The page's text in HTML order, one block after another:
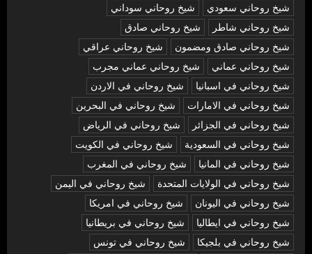
شيخ روحاني سعودي
شيخ روحاني سوداني
شيخ روحاني شاطر
شيخ روحاني صادق
شيخ روحاني صادق ومضمون
شيخ روحاني عراقي
شيخ روحاني عماني
شيخ روحاني عماني مجرب
شيخ روحاني في اسبانيا
شيخ روحاني في الاردن
شيخ روحاني في الامارات
شيخ روحاني في البحرين
شيخ روحاني في الجزائر
شيخ روحاني في الرياض
شيخ روحاني في السعودية
شيخ روحاني في الكويت
شيخ روحاني في المانيا
شيخ روحاني في المغرب
شيخ روحاني في الولايات المتحدة
شيخ روحاني في اليمن
شيخ روحاني في اليونان
شيخ روحاني في امريكا
شيخ روحاني في ايطاليا
شيخ روحاني في بريطانيا
شيخ روحاني في بلجيكا
شيخ روحاني في تونس